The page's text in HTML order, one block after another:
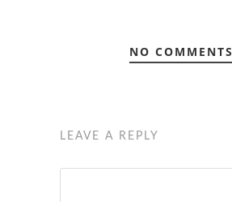
NO COMMENTS
LEAVE A REPLY